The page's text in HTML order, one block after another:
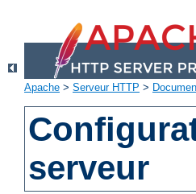
Apache > Serveur HTTP >
serveur